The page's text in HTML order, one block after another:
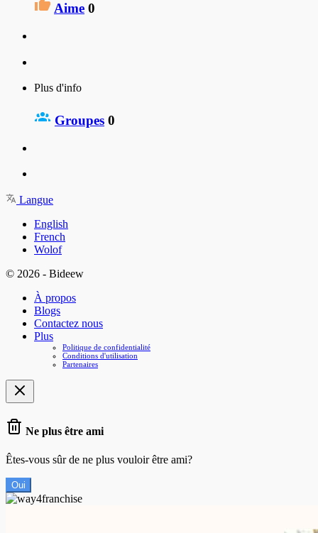
Aime 0
Plus d'info
Groupes 0
Langue
English
French
Wolof
© 2026 - Bideew
À propos
Blogs
Contactez nous
Plus
Politique de confidentialité
Conditions d'utilisation
Partenaires
Ne plus être ami
Êtes-vous sûr de ne plus vouloir être ami?
Oui